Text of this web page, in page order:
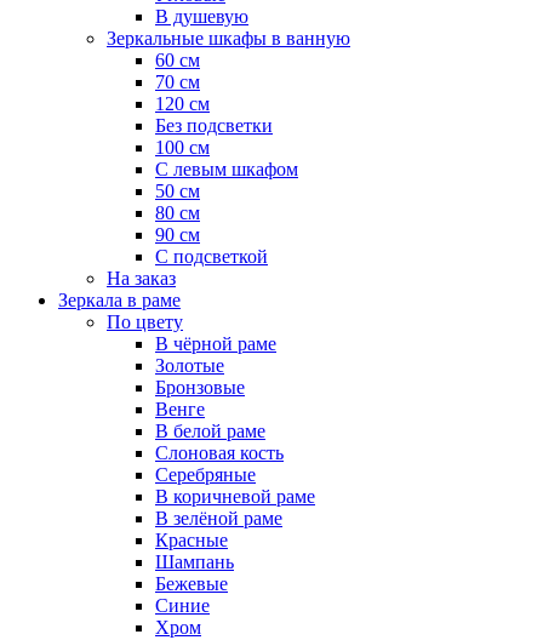
В душевую
Зеркальные шкафы в ванную
60 см
70 см
120 см
Без подсветки
100 см
С левым шкафом
50 см
80 см
90 см
С подсветкой
На заказ
Зеркала в раме
По цвету
В чёрной раме
Золотые
Бронзовые
Венге
В белой раме
Слоновая кость
Серебряные
В коричневой раме
В зелёной раме
Красные
Шампань
Бежевые
Синие
Хром